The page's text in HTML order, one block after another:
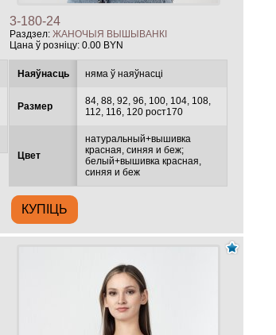
3-180-24
Раздзел:ЖАНОЧЫЯ ВЫШЫВАНКІ
Цана ў розніцу:0.00 BYN
Наяўнасць няма ў наяўнасці
Размер
84, 88, 92, 96, 100, 104, 108,
112, 116, 120 рост170
Цвет
натуральный+вышивка
красная, синяя и беж;
белый+вышивка красная,
синяя и беж